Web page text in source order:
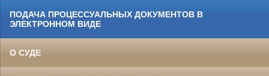
ПОДАЧА ПРОЦЕССУАЛЬНЫХ ДОКУМЕНТОВ В
ЭЛЕКТРОННОМ ВИДЕ
О СУДЕ